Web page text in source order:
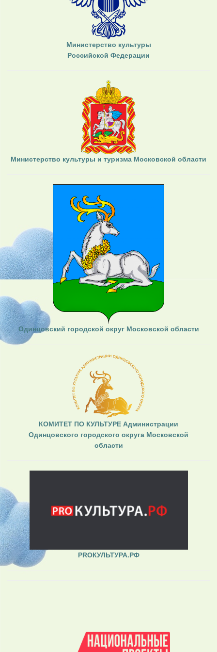
Министерство культуры
Российской Федерации
Министерство культуры и туризма Московской области
Одинцовский городской округ Московской области
КОМИТЕТ ПО КУЛЬТУРЕ Администрации
Одинцовского городского округа Московской
области
PROКУЛЬТУРА.РФ